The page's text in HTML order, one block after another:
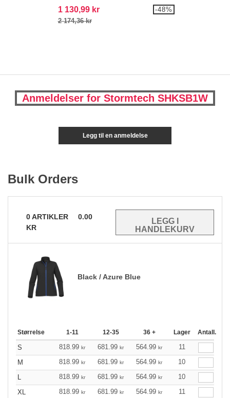
1 130,99 kr
2 174,36 kr
-48%
Anmeldelser for Stormtech SHKSB1W
Legg til en anmeldelse
Bulk Orders
0ARTIKLER
0.00
KR
Black / Azure Blue
Størrelse 1-11 12-35 36 + Lager Antall.
S 818.99 kr 681.99 kr 564.99 kr
11
M
818.99 kr 681.99 kr 564.99 kr
10
L
818.99 kr 681.99 kr 564.99 kr
10
XL
818.99 kr 681.99 kr 564.99 kr 11